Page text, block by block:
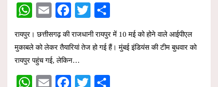
W
at
s
A
E
ail
F
ce
b
o
T
wi
tt
er
h
ar
e
रायपुर। छत्तीसगढ़ की राजधानी रायपुर में 10 मई को होने वाले आईपीएल
मुकाबले को लेकर तैयारियां तेज हो गई हैं। मुंबई इंडियंस की टीम बुधवार को
रायपुर पहुंच गई, लेकिन…
W E
F
T